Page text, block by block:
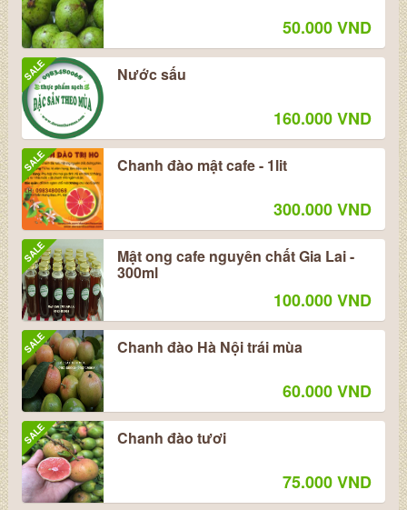
50.000 VND
SALE Nước sấu
160.000 VND
SALE Chanh đào mật cafe - 1lit
300.000 VND
SALE Mật ong cafe nguyên chất Gia Lai -
300ml
100.000 VND
SALE Chanh đào Hà Nội trái mùa
60.000 VND
SALE Chanh đào tươi
75.000 VND